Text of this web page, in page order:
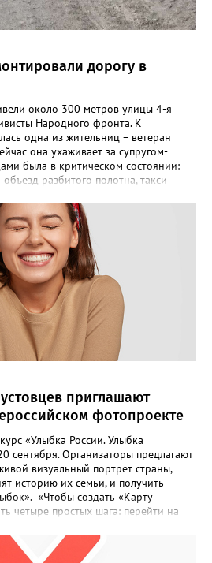
дорогу в
около 300 метров улицы 4-я
Народного фронта. К
одна из жительниц – ветеран
она ухаживает за супругом-
была в критическом состоянии:
разбитого полотна, такси
добраться до больного.
города и другие инстанции,
дорогу своими силами – всё тщетно»,
подчеркнули: именно
разровняли и отсыпали. Для
в мэрию Златоуста.
приглашают
фотопроекте
«Улыбка России. Улыбка
сентября. Организаторы предлагают
визуальный портрет страны,
историю их семьи, и получить
«Чтобы создать «Карту
четыре простых шага: перейти на
с улыбкой – подойдёт портрет
или нескольких поколений в